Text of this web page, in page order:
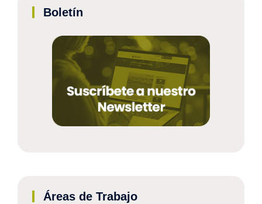
Boletín
Áreas de Trabajo